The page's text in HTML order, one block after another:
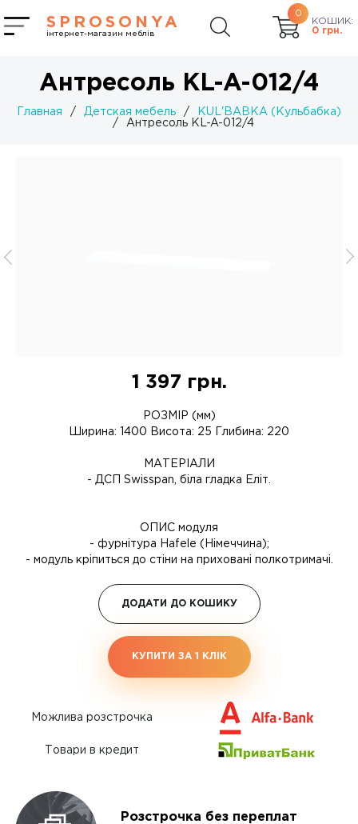
SPROSONYA
інтернет-магазин меблів
0
КОШИК:
0 грн.
Антресоль KL-A-012/4
Главная / Детская мебель /
KUL'BABKA (Кульбабка)
/
Антресоль KL-A-012/4
1 397 грн.
РОЗМІР (мм)
Ширина: 1400 Висота: 25 Глибина: 220
МАТЕРІАЛИ
- ДСП Swisspan, біла гладка Еліт.
ОПИС модуля
- фурнітура Hafele (Німеччина);
- модуль кріпиться до стіни на приховані полкотримачі.
ДОДАТИ ДО КОШИКУ
КУПИТИ ЗА 1 КЛIК
Можлива розстрочка
Товари в кредит
Розстрочка без переплат